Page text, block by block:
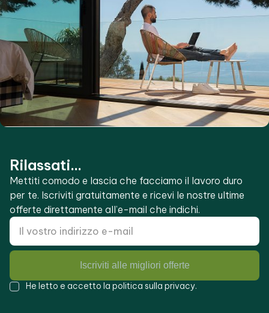
Rilassati...
Mettiti comodo e lascia che facciamo il lavoro duro
per te. Iscriviti gratuitamente e ricevi le nostre ultime
offerte direttamente all’e-mail che indichi.
Iscriviti alle migliori offerte
He letto e accetto la politica sulla privacy.